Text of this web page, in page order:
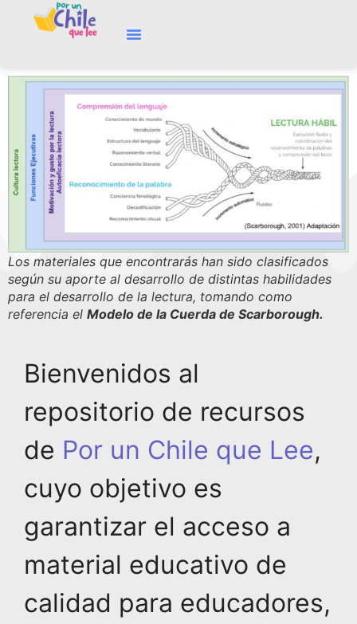
Bienvenidos al
repositorio de recursos
de Por un Chile que Lee,
cuyo objetivo es
garantizar el acceso a
material educativo de
calidad para educadores,
Los materiales que encontrarás han sido clasificados
según su aporte al desarrollo de distintas habilidades
para el desarrollo de la lectura, tomando como
referencia el Modelo de la Cuerda de Scarborough.